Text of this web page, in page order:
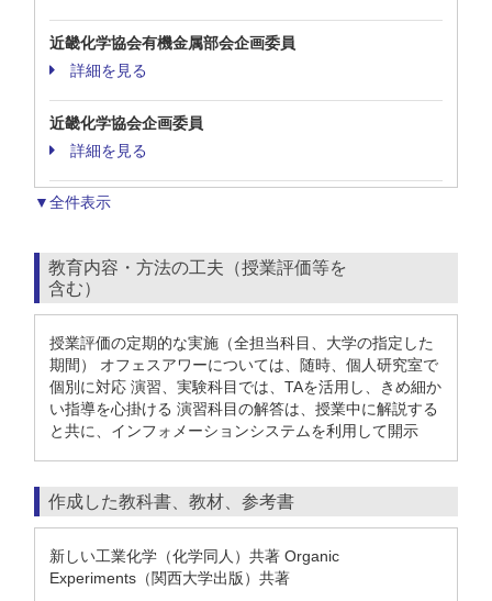
近畿化学協会有機金属部会企画委員
詳細を見る
近畿化学協会企画委員
詳細を見る
▼全件表示
教育内容・方法の工夫（授業評価等を
含む）
授業評価の定期的な実施（全担当科目、大学の指定した
期間） オフェスアワーについては、随時、個人研究室で
個別に対応 演習、実験科目では、TAを活用し、きめ細か
い指導を心掛ける 演習科目の解答は、授業中に解説する
と共に、インフォメーションシステムを利用して開示
作成した教科書、教材、参考書
新しい工業化学（化学同人）共著 Organic
Experiments（関西大学出版）共著